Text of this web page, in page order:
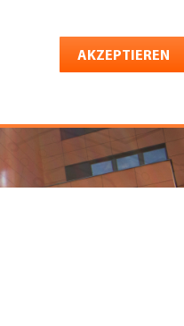
AKZEPTIEREN
Jobs & Karriere Shop